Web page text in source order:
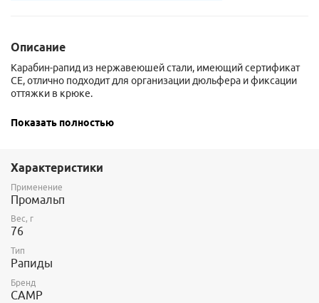
Описание
Карабин-рапид из нержавеюшей стали, имеющий сертификат
CE, отлично подходит для организации дюльфера и фиксации
оттяжки в крюке.
спелеология, скалолазание, альпинизм, спасработы,
различные типы соединений
Показать полностью
Характеристики
Применение
Промальп
Вес, г
76
Тип
Рапиды
Бренд
CAMP